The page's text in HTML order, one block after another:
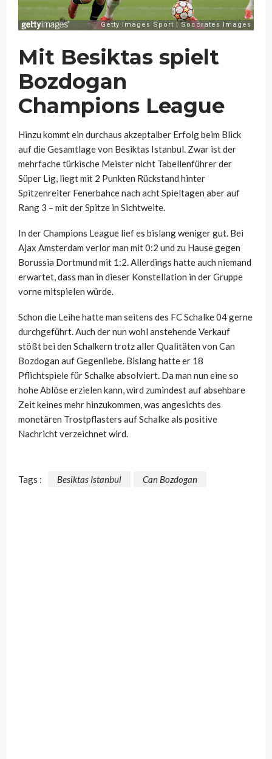
Mit Besiktas spielt
Bozdogan
Champions League
Hinzu kommt ein durchaus akzeptalber Erfolg beim Blick
auf die Gesamtlage von Besiktas Istanbul. Zwar ist der
mehrfache türkische Meister nicht Tabellenführer der
Süper Lig, liegt mit 2 Punkten Rückstand hinter
Spitzenreiter Fenerbahce nach acht Spieltagen aber auf
Rang 3 – mit der Spitze in Sichtweite.
In der Champions League lief es bislang weniger gut. Bei
Ajax Amsterdam verlor man mit 0:2 und zu Hause gegen
Borussia Dortmund mit 1:2. Allerdings hatte auch niemand
erwartet, dass man in dieser Konstellation in der Gruppe
vorne mitspielen würde.
Schon die Leihe hatte man seitens des FC Schalke 04 gerne
durchgeführt. Auch der nun wohl anstehende Verkauf
stößt bei den Schalkern trotz aller Qualitäten von Can
Bozdogan auf Gegenliebe. Bislang hatte er 18
Pflichtspiele für Schalke absolviert. Da man nun eine so
hohe Ablöse erzielen kann, wird zumindest auf absehbare
Zeit keines mehr hinzukommen, was angesichts des
monetären Trostpflasters auf Schalke als positive
Nachricht verzeichnet wird.
Tags : Besiktas Istanbul Can Bozdogan